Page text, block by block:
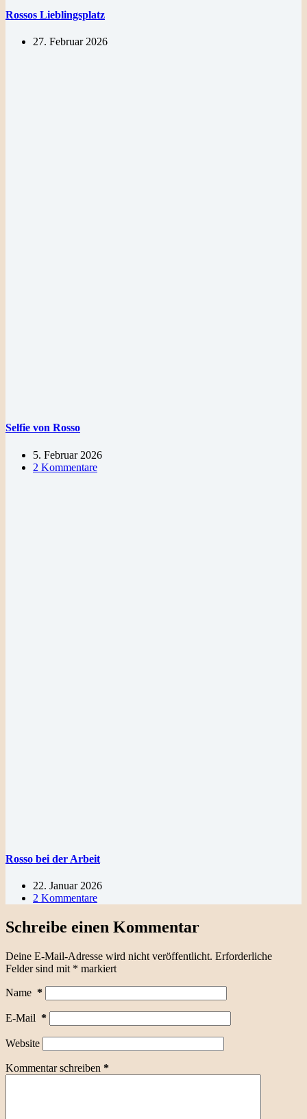
Rossos Lieblingsplatz
27. Februar 2026
Selfie von Rosso
5. Februar 2026
2 Kommentare
Rosso bei der Arbeit
22. Januar 2026
2 Kommentare
Schreibe einen Kommentar
Deine E-Mail-Adresse wird nicht veröffentlicht. Erforderliche
Felder sind mit * markiert
Name *
E-Mail *
Website
Kommentar schreiben *